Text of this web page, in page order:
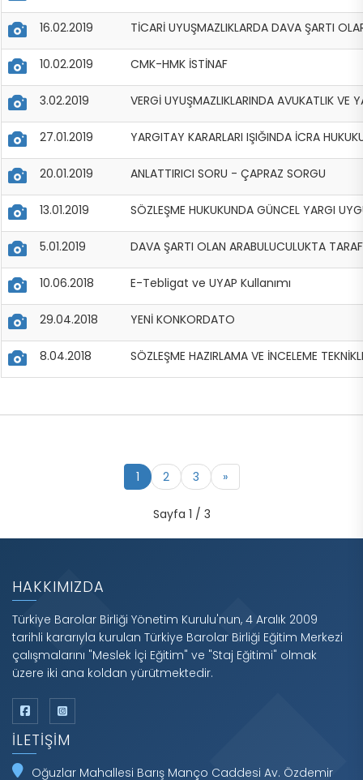
16.02.2019 TİCARİ UYUŞMAZLIKLARDA DAVA ŞARTI
10.02.2019 CMK-HMK İSTİNAF
3.02.2019 VERGİ UYUŞMAZLIKLARINDA AVUKATLIK VE
27.01.2019 YARGITAY KARARLARI IŞIĞINDA İCRA
20.01.2019 ANLATTIRICI SORU - ÇAPRAZ SORGU
13.01.2019 SÖZLEŞME HUKUKUNDA GÜNCEL YARGI
5.01.2019 DAVA ŞARTI OLAN ARABULUCULUKTA
10.06.2018 E-Tebligat ve UYAP Kullanımı
29.04.2018 YENİ KONKORDATO
8.04.2018 SÖZLEŞME HAZIRLAMA VE İNCELEME
1 2 3 »
Sayfa 1 / 3
HAKKIMIZDA
Türkiye Barolar Birliği Yönetim Kurulu'nun, 4 Aralık 2009
tarihli kararıyla kurulan Türkiye Barolar Birliği Eğitim Merkezi
çalışmalarını "Meslek İçi Eğitim" ve "Staj Eğitimi" olmak
üzere iki ana koldan yürütmektedir.
İLETIŞIM
Oğuzlar Mahallesi Barış Manço Caddesi Av. Özdemir